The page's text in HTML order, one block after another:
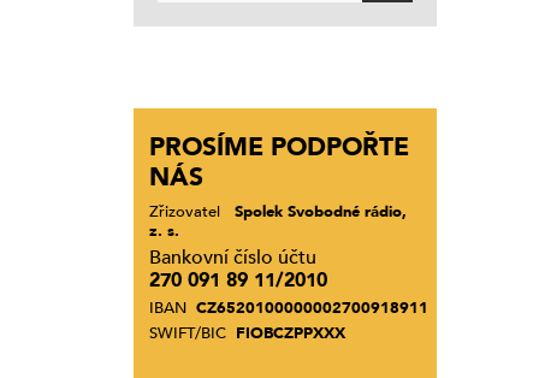
PROSÍME PODPOŘTE
NÁS
Zřizovatel
Spolek Svobodné rádio,
z. s.
Bankovní číslo účtu
270 091 89 11/2010
IBAN CZ6520100000002700918911
SWIFT/BIC FIOBCZPPXXX